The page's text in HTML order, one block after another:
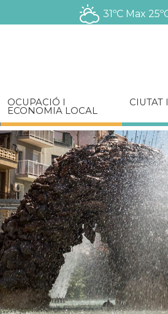
Vés
al
31ºC Max
OCUPACIÓ I
ECONOMIA LOCAL
CIUTAT